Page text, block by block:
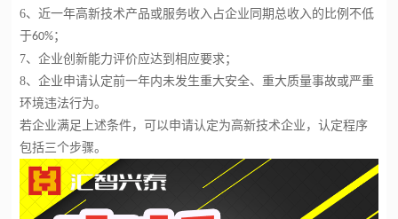
6、近一年高新技术产品或服务收入占企业同期总收入的比例不低
于60%；
7、企业创新能力评价应达到相应要求；
8、企业申请认定前一年内未发生重大安全、重大质量事故或严重
环境违法行为。
若企业满足上述条件，可以申请认定为高新技术企业，认定程序
包括三个步骤。